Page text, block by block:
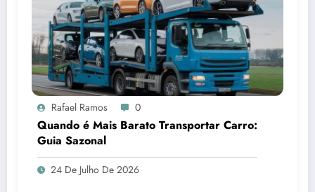
Rafael Ramos 0
Quando é Mais Barato Transportar Carro:
Guia Sazonal
24 De Julho De 2026